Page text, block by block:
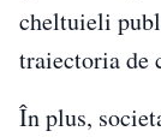
cheltuieli
traiectoria de
În plus,